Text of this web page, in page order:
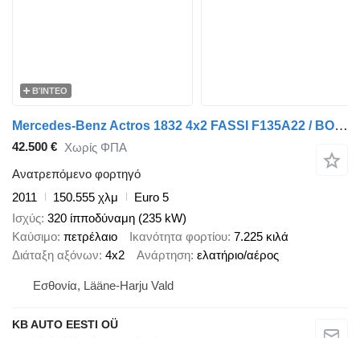
ΒΊΝΤΕΟ
Mercedes-Benz Actros 1832 4x2 FASSI F135A22 / BOX L=3707 mm
42.500 € Χωρίς ΦΠΑ
Ανατρεπόμενο φορτηγό
2011
150.555 χλμ
Euro 5
Ισχύς 320 ίπποδύναμη (235 kW)
Καύσιμο πετρέλαιο Ικανότητα φορτίου 7.225 κιλά
Διάταξη αξόνων 4x2 Ανάρτηση ελατήριο/αέρος
Εσθονία, Lääne-Harju Vald
KB AUTO EESTI OÜ